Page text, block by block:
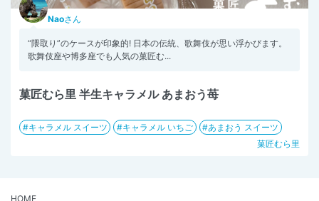
Naoさん
“隈取り”のケースが印象的! 日本の伝統、歌舞伎が思い浮かびます。
歌舞伎座や博多座でも人気の菓匠む...
菓匠むら里 半生キャラメル あまおう苺
キャラメル スイーツ キャラメル いちご
あまおう スイーツ
菓匠むら里
HOME